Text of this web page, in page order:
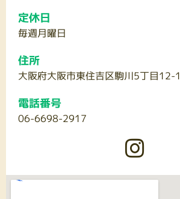
定休日
毎週月曜日
住所
大阪府大阪市東住吉区駒川5丁目12-1
電話番号
06-6698-2917